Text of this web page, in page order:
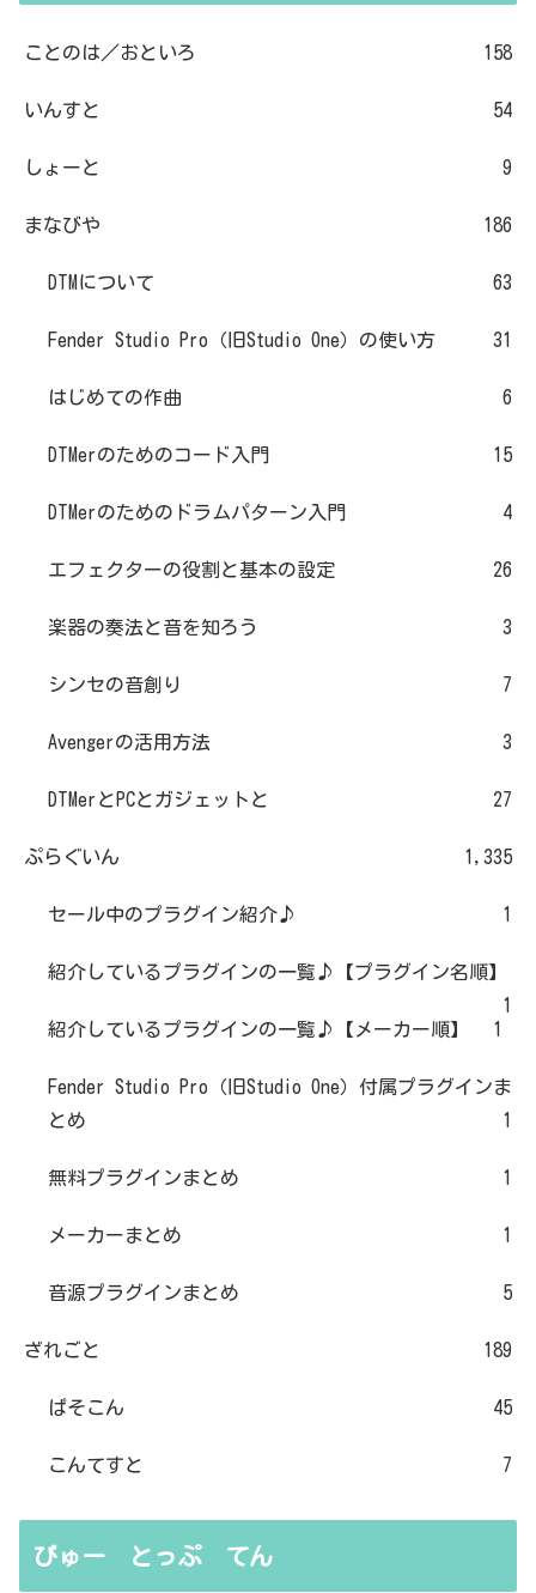
ことのは／おといろ 158
いんすと 54
しょーと 9
まなびや 186
DTMについて 63
Fender Studio Pro（旧Studio One）の使い方 31
はじめての作曲 6
DTMerのためのコード入門 15
DTMerのためのドラムパターン入門 4
エフェクターの役割と基本の設定 26
楽器の奏法と音を知ろう 3
シンセの音創り 7
Avengerの活用方法 3
DTMerとPCとガジェットと 27
ぷらぐいん 1,335
セール中のプラグイン紹介♪ 1
紹介しているプラグインの一覧♪【プラグイン名順】
1
紹介しているプラグインの一覧♪【メーカー順】
1
Fender Studio Pro（旧Studio One）付属プラグインま
とめ
1
無料プラグインまとめ 1
メーカーまとめ 1
音源プラグインまとめ 5
ざれごと 189
ぱそこん 45
こんてすと 7
びゅー とっぷ てん